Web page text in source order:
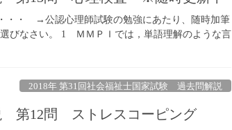
・・ →公認心理師試験の勉強にあたり、随時加筆
びなさい。 1 ＭＭＰＩでは，単語理解のような言
2018年 第31回社会福祉士国家試験 過去問解説
第12問 ストレスコーピング